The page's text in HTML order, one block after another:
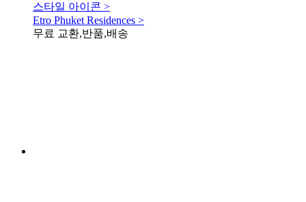
스타일 아이콘 >
Etro Phuket Residences >
무료 교환,반품,배송